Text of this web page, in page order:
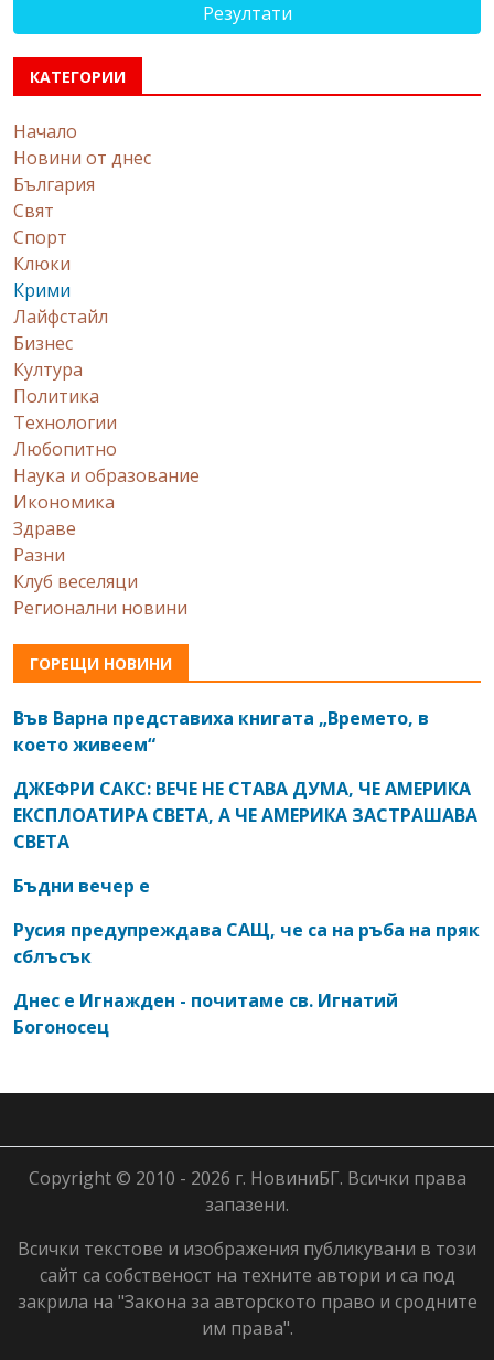
Резултати
КАТЕГОРИИ
Начало
Новини от днес
България
Свят
Спорт
Клюки
Крими
Лайфстайл
Бизнес
Култура
Политика
Технологии
Любопитно
Наука и образование
Икономика
Здраве
Разни
Клуб веселяци
Регионални новини
ГОРЕЩИ НОВИНИ
Във Варна представиха книгата „Времето, в
което живеем“
ДЖЕФРИ САКС: ВЕЧЕ НЕ СТАВА ДУМА, ЧЕ АМЕРИКА
ЕКСПЛОАТИРА СВЕТА, А ЧЕ АМЕРИКА ЗАСТРАШАВА
СВЕТА
Бъдни вечер е
Русия предупреждава САЩ, че са на ръба на пряк
сблъсък
Днес е Игнажден - почитаме св. Игнатий
Богоносец
Copyright © 2010 - 2026 г. НовиниБГ. Всички права
запазени.
Всички текстове и изображения публикувани в този
сайт са собственост на техните автори и са под
закрила на "Закона за авторското право и сродните
им права".